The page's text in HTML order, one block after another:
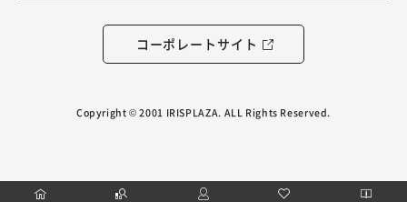
コーポレートサイト
Copyright © 2001 IRISPLAZA. ALL Rights Reserved.